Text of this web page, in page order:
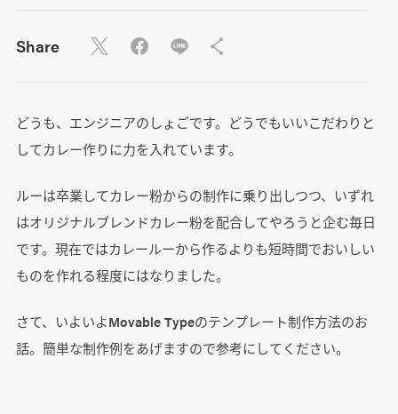
Share
どうも、エンジニアのしょごです。どうでもいいこだわりと
してカレー作りに力を入れています。
ルーは卒業してカレー粉からの制作に乗り出しつつ、いずれ
はオリジナルブレンドカレー粉を配合してやろうと企む毎日
です。現在ではカレールーから作るよりも短時間でおいしい
ものを作れる程度にはなりました。
さて、いよいよMovable Typeのテンプレート制作方法のお
話。簡単な制作例をあげますので参考にしてください。